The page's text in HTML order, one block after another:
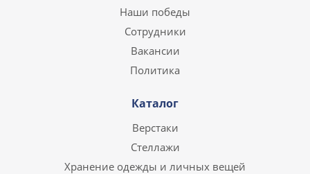
Наши победы
Сотрудники
Вакансии
Политика
Каталог
Верстаки
Стеллажи
Хранение одежды и личных вещей